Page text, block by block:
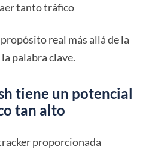
tanto tráfico
real más allá de la
palabra clave.
tiene un potencial
tan alto
proporcionada